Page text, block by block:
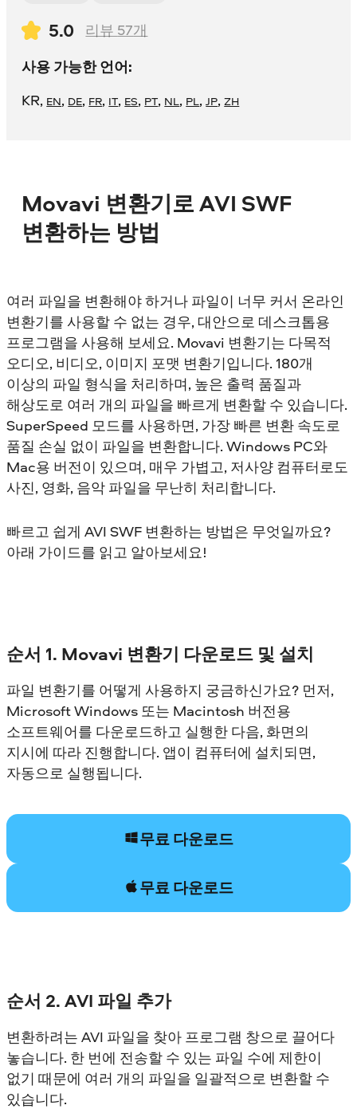
5.0 리뷰 57개
사용 가능한 언어:
KR, EN, DE, FR, IT, ES, PT, NL, PL,JP,ZH
Movavi 변환기로 AVI SWF
변환하는 방법
여러 파일을 변환해야 하거나 파일이 너무 커서 온라인
변환기를 사용할 수 없는 경우, 대안으로 데스크톱용
프로그램을 사용해 보세요. Movavi 변환기는 다목적
오디오, 비디오, 이미지 포맷 변환기입니다. 180개
이상의 파일 형식을 처리하며, 높은 출력 품질과
해상도로 여러 개의 파일을 빠르게 변환할 수 있습니다.
SuperSpeed 모드를 사용하면, 가장 빠른 변환 속도로
품질 손실 없이 파일을 변환합니다. Windows PC와
Mac용 버전이 있으며, 매우 가볍고, 저사양 컴퓨터로도
사진, 영화, 음악 파일을 무난히 처리합니다.
빠르고 쉽게 AVI SWF 변환하는 방법은 무엇일까요?
아래 가이드를 읽고 알아보세요!
순서 1. Movavi 변환기 다운로드 및 설치
파일 변환기를 어떻게 사용하지 궁금하신가요? 먼저,
Microsoft Windows 또는 Macintosh 버전용
소프트웨어를 다운로드하고 실행한 다음, 화면의
지시에 따라 진행합니다. 앱이 컴퓨터에 설치되면,
자동으로 실행됩니다.
무료 다운로드
무료 다운로드
순서 2. AVI 파일 추가
변환하려는 AVI 파일을 찾아 프로그램 창으로 끌어다
놓습니다. 한 번에 전송할 수 있는 파일 수에 제한이
없기 때문에 여러 개의 파일을 일괄적으로 변환할 수
있습니다.